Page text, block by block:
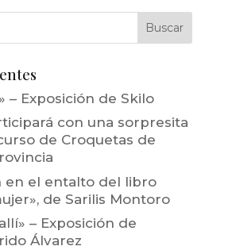
– Exposición de Skilo
con una sorpresita
de Croquetas de
en el entalto del libro
de Sarilis Montoro
– Exposición de
Álvarez